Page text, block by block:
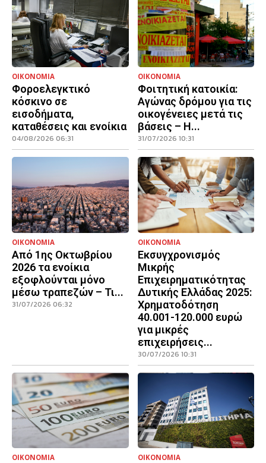
ΟΙΚΟΝΟΜΙΑ
Φοροελεγκτικό
κόσκινο σε
εισοδήματα,
καταθέσεις και ενοίκια
04/08/2026 06:31
ΟΙΚΟΝΟΜΙΑ
Φοιτητική κατοικία:
Αγώνας δρόμου για τις
οικογένειες μετά τις
βάσεις – Η...
31/07/2026 10:31
ΟΙΚΟΝΟΜΙΑ
Από 1ης Οκτωβρίου
2026 τα ενοίκια
εξοφλούνται μόνο
μέσω τραπεζών – Τι...
31/07/2026 06:32
ΟΙΚΟΝΟΜΙΑ
Εκσυγχρονισμός
Μικρής
Επιχειρηματικότητας
Δυτικής Ελλάδας 2025:
Χρηματοδότηση
40.001-120.000 ευρώ
για μικρές
επιχειρήσεις...
30/07/2026 10:31
ΟΙΚΟΝΟΜΙΑ ΟΙΚΟΝΟΜΙΑ